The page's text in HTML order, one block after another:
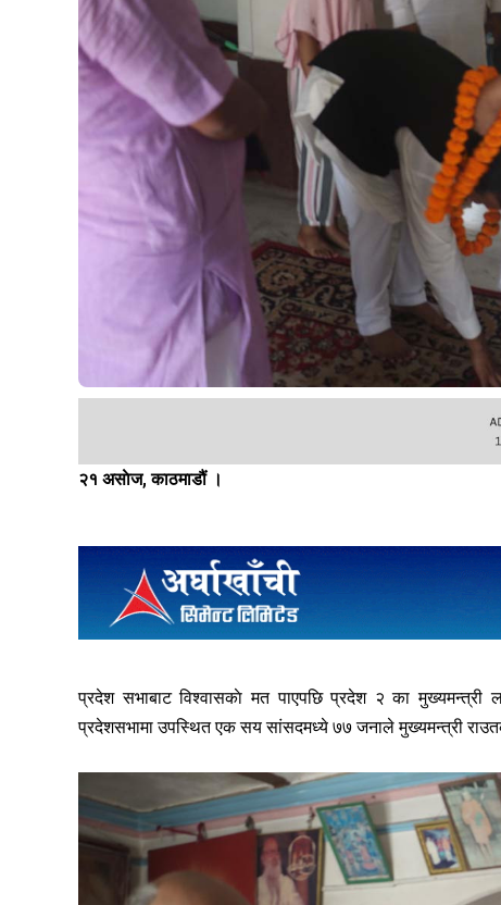
२१ असाेज, काठमाडौं ।
प्रदेश सभाबाट विश्वासकाे मत पाएपछि प्रदेश २ का मुख्यमन्त्री
प्रदेशसभामा उपस्थित एक सय सांसदमध्ये ७७ जनाले मुख्यमन्त्री